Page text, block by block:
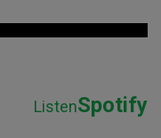
ListenSpotify